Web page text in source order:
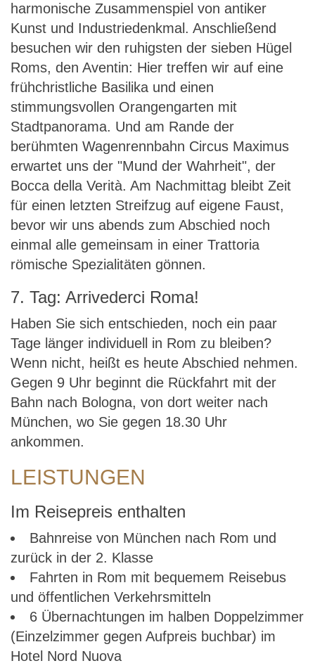
harmonische Zusammenspiel von antiker
Kunst und Industriedenkmal. Anschließend
besuchen wir den ruhigsten der sieben Hügel
Roms, den Aventin: Hier treffen wir auf eine
frühchristliche Basilika und einen
stimmungsvollen Orangengarten mit
Stadtpanorama. Und am Rande der
berühmten Wagenrennbahn Circus Maximus
erwartet uns der "Mund der Wahrheit", der
Bocca della Verità. Am Nachmittag bleibt Zeit
für einen letzten Streifzug auf eigene Faust,
bevor wir uns abends zum Abschied noch
einmal alle gemeinsam in einer Trattoria
römische Spezialitäten gönnen.
7. Tag: Arrivederci Roma!
Haben Sie sich entschieden, noch ein paar
Tage länger individuell in Rom zu bleiben?
Wenn nicht, heißt es heute Abschied nehmen.
Gegen 9 Uhr beginnt die Rückfahrt mit der
Bahn nach Bologna, von dort weiter nach
München, wo Sie gegen 18.30 Uhr
ankommen.
LEISTUNGEN
Im Reisepreis enthalten
Bahnreise von München nach Rom und
zurück in der 2. Klasse
Fahrten in Rom mit bequemem Reisebus
und öffentlichen Verkehrsmitteln
6 Übernachtungen im halben Doppelzimmer
(Einzelzimmer gegen Aufpreis buchbar) im
Hotel Nord Nuova